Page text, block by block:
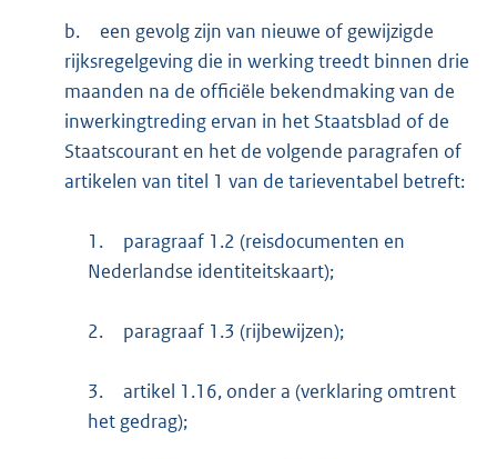
b.
een gevolg zijn van nieuwe of gewijzigde
rijksregelgeving die in werking treedt binnen drie
maanden na de officiële bekendmaking van de
inwerkingtreding ervan in het Staatsblad of de
Staatscourant en het de volgende paragrafen of
artikelen van titel 1 van de tarieventabel betreft:
1.
paragraaf 1.2 (reisdocumenten en
Nederlandse identiteitskaart);
2. paragraaf 1.3 (rijbewijzen);
3.
artikel 1.16, onder a (verklaring omtrent
het gedrag);